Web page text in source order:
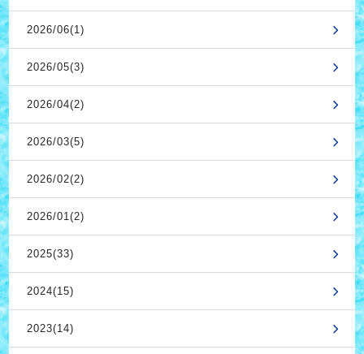
2026/06(1)
2026/05(3)
2026/04(2)
2026/03(5)
2026/02(2)
2026/01(2)
2025(33)
2024(15)
2023(14)